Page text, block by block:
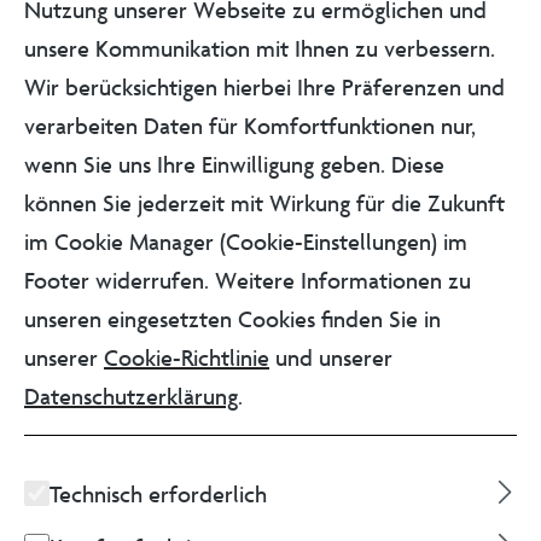
alternativen Fortbewegungsmitteln besuchen
gelten folgende Regelungen:
Die Promenade und Stadtbrücke:
Inlineskates sind unter Einhaltung von
Schrittgeschwindigkeit sowie der
Wohlverhaltenspflicht gestattet.
E-Boards/Skateboards sind in diesen
Bereichen zu tragen.
E-Roller/Tretroller sind in diesen Bereichen
schiebend zu führen.
E-Bikes/Fahrräder sind in diesen Bereichen
Nutzung unserer Webseite zu ermöglichen und
unsere Kommunikation mit Ihnen zu verbessern.
Wir berücksichtigen hierbei Ihre Präferenzen und
verarbeiten Daten für Komfortfunktionen nur,
wenn Sie uns Ihre Einwilligung geben. Diese
können Sie jederzeit mit Wirkung für die Zukunft
im Cookie Manager (Cookie-Einstellungen) im
Footer widerrufen. Weitere Informationen zu
unseren eingesetzten Cookies finden Sie in
unserer Cookie-Richtlinie und unserer
Datenschutzerklärung.
Technisch erforderlich